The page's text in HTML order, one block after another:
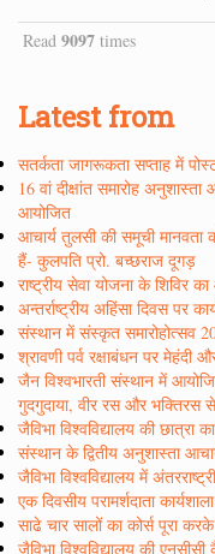
Read 9097 times
Latest from
सतर्कता जागरूकता सप्ताह में
16 वां दीक्षांत समारोह
आयोजित
आचार्य तुलसी की समूची मानवता
हैं- कुलपति प्रो. बच्छराज दूगड़
राष्ट्रीय सेवा योजना के शिविर
अन्तर्राष्ट्रीय अहिंसा दिवस पर
संस्थान में संस्कृत समारोहोत्सव
श्रावणी पर्व रक्षाबंधन पर मेहंदी
जैन विश्वभारती संस्थान में
गुदगुदाया, वीर रस और भक्तिरस
जैविभा विश्वविद्यालय की
संस्थान के द्वितीय अनुशास्ता
जैविभा विश्वविद्यालय में
एक दिवसीय परामर्शदाता
साढे चार सालों का कोर्स पूरा
जैविभा विश्वविद्यालय की